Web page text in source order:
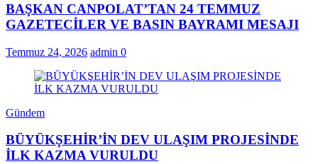
BAŞKAN CANPOLAT’TAN 24 TEMMUZ
GAZETECİLER VE BASIN BAYRAMI MESAJI
Temmuz 24, 2026 admin 0
Gündem
BÜYÜKŞEHİR’İN DEV ULAŞIM PROJESİNDE
İLK KAZMA VURULDU